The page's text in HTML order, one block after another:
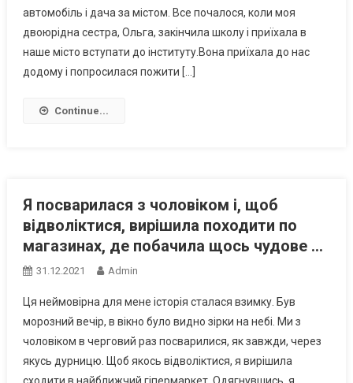
автомобіль і дача за містом. Все почалося, коли моя
двоюрідна сестра, Ольга, закінчила школу і приїхала в
наше місто вступати до інституту.Вона приїхала до нас
додому і попросилася пожити […]
Continue...
Я посварилася з чоловіком і, щоб
відволіктися, вирішила походити по
магазинах, де побачила щось чудове …
31.12.2021 Admin
Ця неймовірна для мене історія сталася взимку. Був
морозний вечір, в вікно було видно зірки на небі. Ми з
чоловіком в черговий раз посварилися, як завжди, через
якусь дурницю. Щоб якось відволіктися, я вирішила